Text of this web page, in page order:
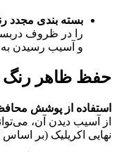
بسته بندی مجدد
را در ظروف
و آسیب رسیدن
حفظ ظاهر رنگ
استفاده از پوشش
از آسیب دیدن آن،
نهایی اکریلیک (بر